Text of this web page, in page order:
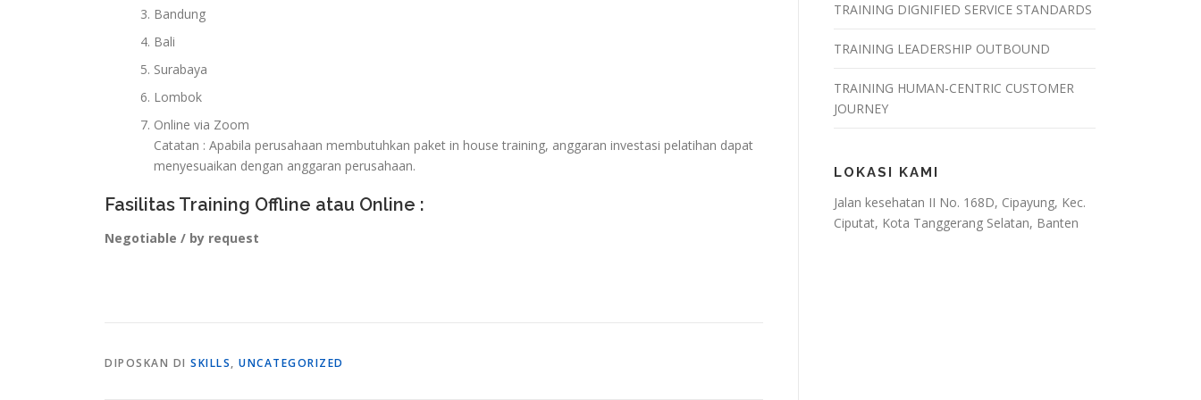
Bandung
Bali
Surabaya
Lombok
Online via Zoom
Catatan : Apabila perusahaan membutuhkan paket in house training, anggaran investasi pelatihan dapat
menyesuaikan dengan anggaran perusahaan.
Fasilitas Training Offline atau Online :
Negotiable / by request
DIPOSKAN DI SKILLS, UNCATEGORIZED
TRAINING DIGNIFIED SERVICE STANDARDS
TRAINING LEADERSHIP OUTBOUND
TRAINING HUMAN-CENTRIC CUSTOMER
JOURNEY
LOKASI KAMI
Jalan kesehatan II No. 168D, Cipayung, Kec.
Ciputat, Kota Tanggerang Selatan, Banten